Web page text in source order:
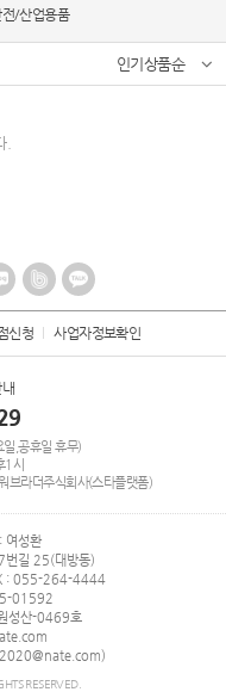
/산업용품
인기상품순
.
신청 사업자정보확인
,공휴일 휴무)
1시
브라더주식회사(스타플랫폼)
여성환
번길 25(대방동)
: 055-264-4444
01592
성산-0469호
RESERVED.